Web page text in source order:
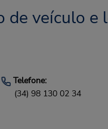
de veículo e
Telefone:
(34) 98 130 02 34